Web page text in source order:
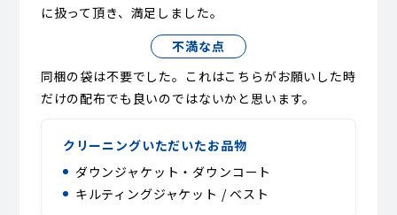
に扱って頂き、満足しました。
不満な点
同梱の袋は不要でした。これはこちらがお願いした時
だけの配布でも良いのではないかと思います。
クリーニングいただいたお品物
ダウンジャケット・ダウンコート
キルティングジャケット / ベスト